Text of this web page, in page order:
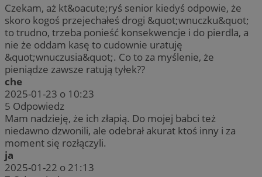
Czekam, aż kt&oacute;ryś senior kiedyś odpowie, że
skoro kogoś przejechałeś drogi &quot;wnuczku&quot;
to trudno, trzeba ponieść konsekwencje i do pierdla, a
nie że oddam kasę to cudownie uratuję
&quot;wnuczusia&quot;. Co to za myślenie, że
pieniądze zawsze ratują tyłek??
che
2025-01-23 o 10:23
5 Odpowiedz
Mam nadzieję, że ich złapią. Do mojej babci też
niedawno dzwonili, ale odebrał akurat ktoś inny i za
moment się rozłączyli.
ja
2025-01-22 o 21:13